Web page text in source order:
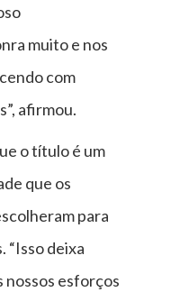
muito e nos
com
afirmou.
o título é um
que os
para
“Isso deixa
nossos esforços